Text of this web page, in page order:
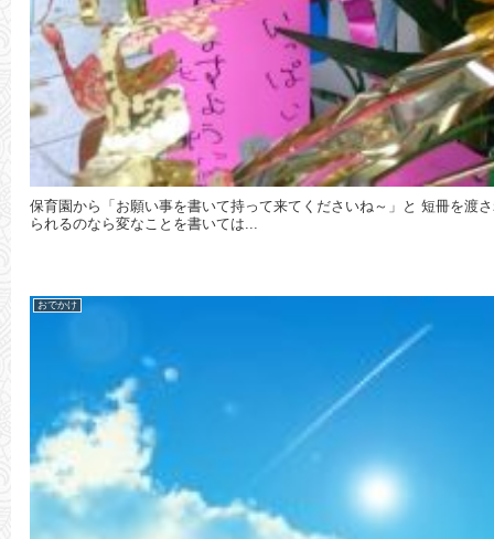
保育園から「お願い事を書いて持って来てくださいね～」と 短冊を渡
られるのなら変なことを書いては...
おでかけ